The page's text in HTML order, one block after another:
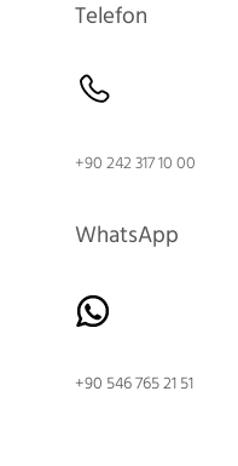
Telefon
+90 242 317 10 00
WhatsApp
+90 546 765 21 51